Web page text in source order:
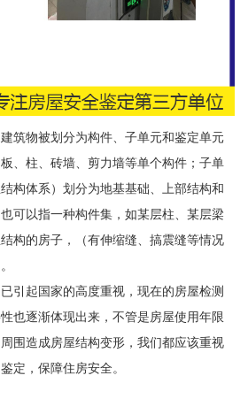
筑物被划分为构件、子单元和鉴定单元
、柱、砖墙、剪力墙等单个构件；子单
构体系）划分为地基基础、上部结构和
可以指一种构件集，如某层柱、某层梁
构的房子，（有伸缩缝、搞震缝等情况
引起国家的高度重视，现在的房屋检测
也逐渐体现出来，不管是房屋使用年限
围造成房屋结构变形，我们都应该重视
定，保障住房安全。